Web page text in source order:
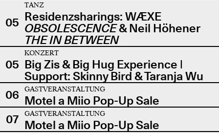
05
TANZ
Residenzsharings: WÆXE
OBSOLESCENCE& Neil Höhener
THE IN BETWEEN
05
KONZERT
Big Zis & Big Hug Experience |
Support: Skinny Bird & Taranja Wu
06
GASTVERANSTALTUNG
Motel a Miio Pop-Up Sale
07
GASTVERANSTALTUNG
Motel a Miio Pop-Up Sale